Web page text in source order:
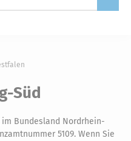
Süd
Bundesland Nordrhein-
5109. Wenn Sie